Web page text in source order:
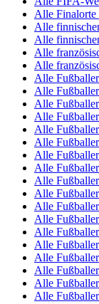
Alle Finalorte
Alle
Alle
Alle
Alle
Alle
Alle
Alle
Alle
Alle
Alle
Alle
Alle
Alle
Alle
Alle
Alle
Alle
Alle
Alle
Alle
Alle
Alle